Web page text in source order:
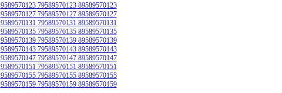
9589570123 79589570123 89589570123
9589570127 79589570127 89589570127
9589570131 79589570131 89589570131
9589570135 79589570135 89589570135
9589570139 79589570139 89589570139
9589570143 79589570143 89589570143
9589570147 79589570147 89589570147
9589570151 79589570151 89589570151
9589570155 79589570155 89589570155
9589570159 79589570159 89589570159